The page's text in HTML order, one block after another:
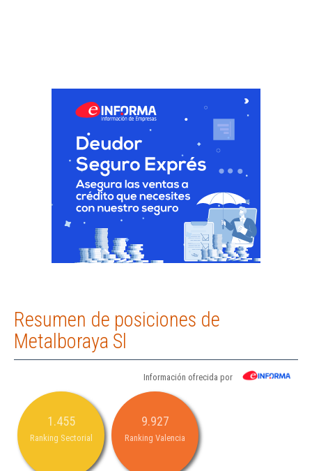
Resumen de posiciones de
Metalboraya Sl
Información ofrecida por
1.455
Ranking Sectorial
9.927
Ranking Valencia